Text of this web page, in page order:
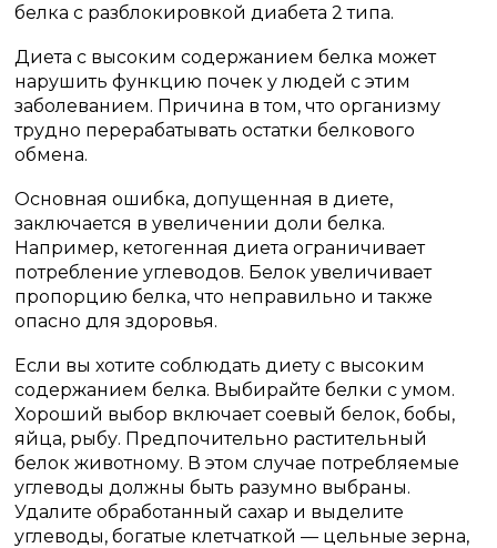
белка с разблокировкой диабета 2 типа.
Диета с высоким содержанием белка может
нарушить функцию почек у людей с этим
заболеванием. Причина в том, что организму
трудно перерабатывать остатки белкового
обмена.
Основная ошибка, допущенная в диете,
заключается в увеличении доли белка.
Например, кетогенная диета ограничивает
потребление углеводов. Белок увеличивает
пропорцию белка, что неправильно и также
опасно для здоровья.
Если вы хотите соблюдать диету с высоким
содержанием белка. Выбирайте белки с умом.
Хороший выбор включает соевый белок, бобы,
яйца, рыбу. Предпочительно растительный
белок животному. В этом случае потребляемые
углеводы должны быть разумно выбраны.
Удалите обработанный сахар и выделите
углеводы, богатые клетчаткой — цельные зерна,